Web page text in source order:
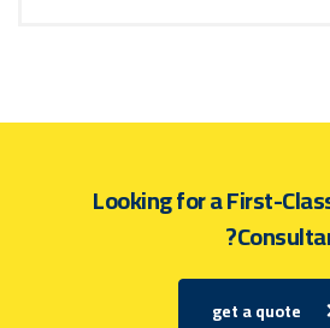
Looking for a First-
get a quote